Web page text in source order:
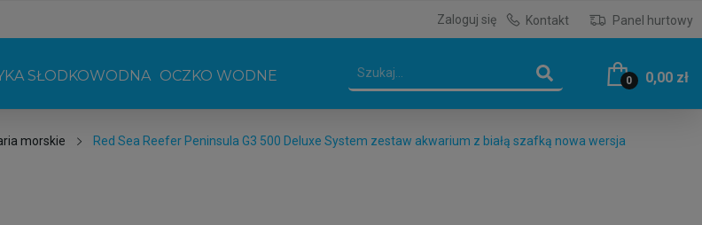
Zaloguj się Kontakt Panel hurtowy
SŁODKOWODNA OCZKO WODNE 0 0,00 zł
morskie Red Sea Reefer Peninsula G3 500 Deluxe System zestaw akwarium z białą szafką nowa wersja